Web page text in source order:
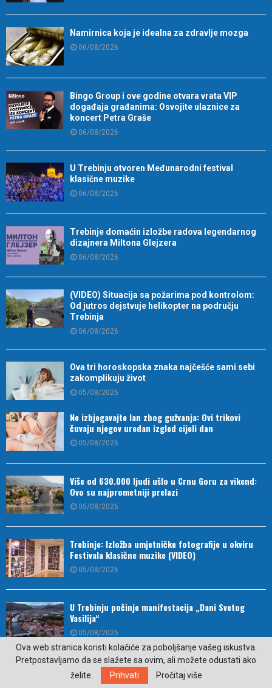
Namirnica koja je idealna za zdravlje mozga
06/08/2026
Bingo Group i ove godine otvara vrata VIP
događaja građanima: Osvojite ulaznice za
koncert Petra Graše
06/08/2026
U Trebinju otvoren Međunarodni festival
klasične muzike
06/08/2026
Trebinje domaćin izložbe radova legendarnog
dizajnera Miltona Glejzera
06/08/2026
(VIDEO) Situacija sa požarima pod kontrolom:
Od jutros dejstvuje helikopter na području
Trebinja
06/08/2026
Ova tri horoskopska znaka najčešće sami sebi
zakomplikuju život
05/08/2026
Ne izbjegavajte lan zbog gužvanja: Ovi trikovi
čuvaju njegov uredan izgled cijeli dan
05/08/2026
Više od 630.000 ljudi ušlo u Crnu Goru za vikend:
Ovo su najprometniji prelazi
05/08/2026
Trebinje: Izložba umjetničke fotografije u okviru
Festivala klasične muzike (VIDEO)
05/08/2026
U Trebinju počinje manifestacija „Dani Svetog
Vasilija“
05/08/2026
U trebinjskoj biblioteci u petak promocija romana
„Ilirik“ Dragana Glogovca
Ova web stranica koristi kolačiće za poboljšanje vašeg iskustva.
Pretpostavljamo da se slažete sa ovim, ali možete odustati ako
želite.
Prihvati Pročitaj više